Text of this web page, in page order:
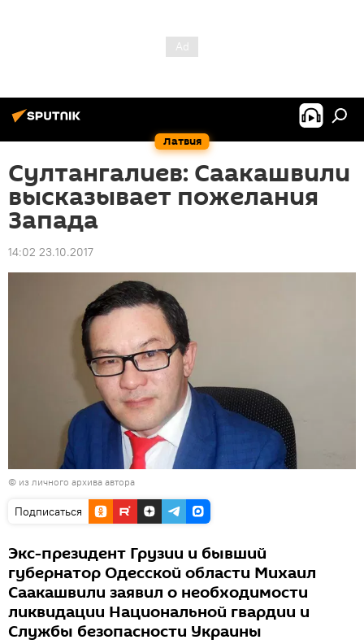
Латвия
Султангалиев: Саакашвили
высказывает пожелания
Запада
14:02 23.10.2017
© из личного архива автора
Подписаться
Экс-президент Грузии и бывший
губернатор Одесской области Михаил
Саакашвили заявил о необходимости
ликвидации Национальной гвардии и
Службы безопасности Украины